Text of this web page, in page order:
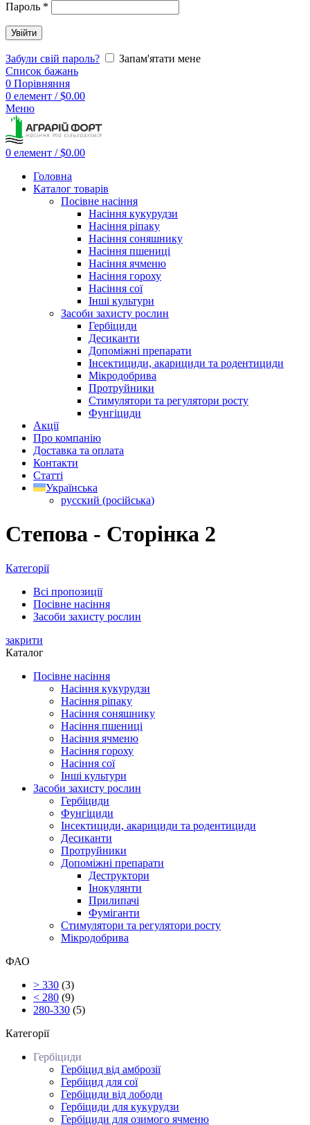
Пароль *
Увійти
Забули свій пароль?
Запам'ятати мене
Список бажань
0 Порівняння
0 елемент / $0.00
Меню
0 елемент / $0.00
Головна
Каталог товарів
Посівне насіння
Насіння кукурудзи
Насіння ріпаку
Насіння соняшнику
Насіння пшениці
Насіння ячменю
Насіння гороху
Насіння сої
Інші культури
Засоби захисту рослин
Гербіциди
Десиканти
Допоміжні препарати
Інсектициди, акарициди та родентициди
Мікродобрива
Протруйники
Стимулятори та регулятори росту
Фунгіциди
Акції
Про компанію
Доставка та оплата
Контакти
Статті
Українська
русский (російська)
Степова - Сторінка 2
Категорії
Всі пропозиції
Посівне насіння
Засоби захисту рослин
закрити
Каталог
Посівне насіння
Насіння кукурудзи
Насіння ріпаку
Насіння соняшнику
Насіння пшениці
Насіння ячменю
Насіння гороху
Насіння сої
Інші культури
Засоби захисту рослин
Гербіциди
Фунгіциди
Інсектициди, акарициди та родентициди
Десиканти
Протруйники
Допоміжні препарати
Деструктори
Інокулянти
Прилипачі
Фуміганти
Стимулятори та регулятори росту
Мікродобрива
ФАО
> 330 (3)
< 280 (9)
280-330 (5)
Категорії
Гербіциди
Гербіцид від амброзії
Гербіцид для сої
Гербіциди від лободи
Гербіциди для кукурудзи
Гербіциди для озимого ячменю